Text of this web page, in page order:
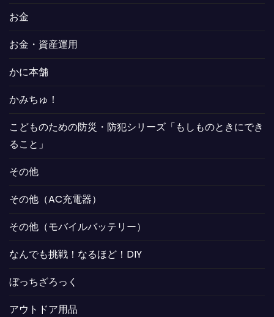
お金
お金・資産運用
かに本舗
かみちゅ！
こどものための防災・防犯シリーズ「もしものときにでき
ること」
その他
その他（AC充電器）
その他（モバイルバッテリー）
なんでも挑戦！なるほど！DIY
ぼっちざろっく
アウトドア用品